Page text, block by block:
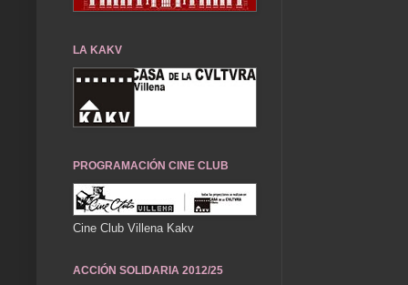
LA KAKV
PROGRAMACIÓN CINE CLUB
Cine Club Villena Kakv
ACCIÓN SOLIDARIA 2012/25